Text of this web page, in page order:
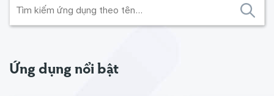
Ứng dụng nổi bật